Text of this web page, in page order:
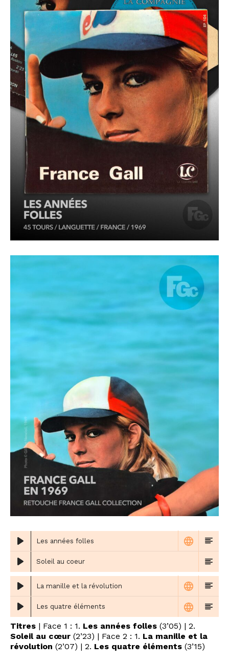
Les années folles
Soleil au coeur
La manille et la révolution
Les quatre éléments
Titres | Face 1 : 1. Les années folles (3’05) | 2.
Soleil au cœur (2’23) | Face 2 : 1. La manille et la
révolution (2’07) | 2. Les quatre éléments (3’15)